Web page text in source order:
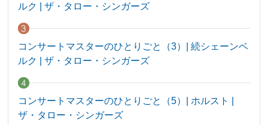
ルク | ザ・タロー・シンガーズ
コンサートマスターのひとりごと（3）| 続シェーンベ
ルク | ザ・タロー・シンガーズ
コンサートマスターのひとりごと（5）| ホルスト |
ザ・タロー・シンガーズ